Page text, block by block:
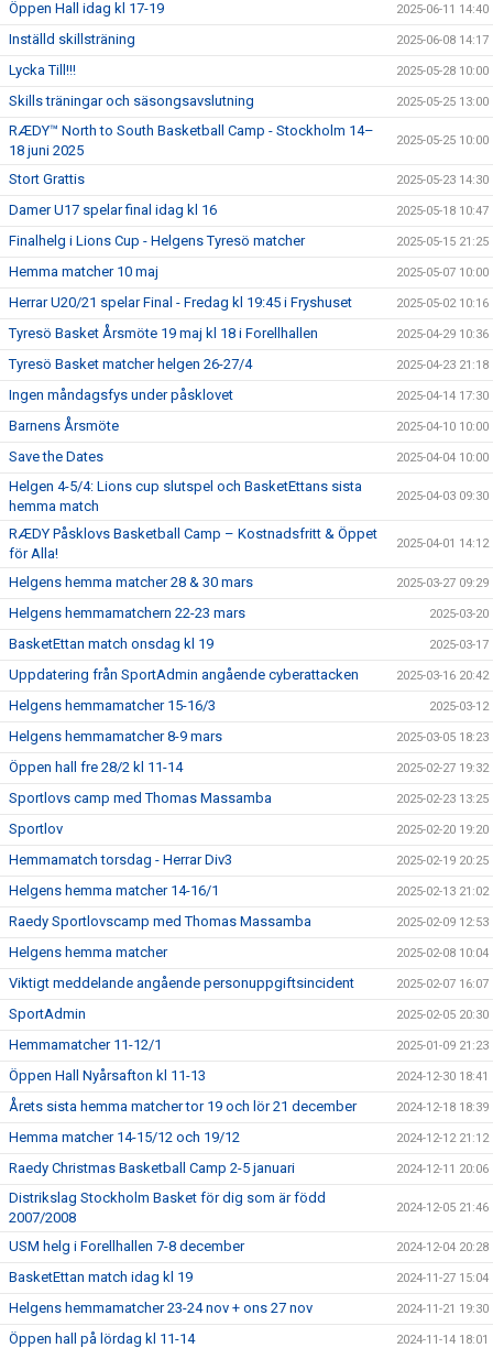
Öppen Hall idag kl 17-19 2025-06-11 14:40
Inställd skillsträning 2025-06-08 14:17
Lycka Till!!! 2025-05-28 10:00
Skills träningar och säsongsavslutning 2025-05-25 13:00
RÆDY™ North to South Basketball Camp - Stockholm 14–
18 juni 2025
2025-05-25 10:00
Stort Grattis 2025-05-23 14:30
Damer U17 spelar final idag kl 16 2025-05-18 10:47
Finalhelg i Lions Cup - Helgens Tyresö matcher 2025-05-15 21:25
Hemma matcher 10 maj 2025-05-07 10:00
Herrar U20/21 spelar Final - Fredag kl 19:45 i Fryshuset 2025-05-02 10:16
Tyresö Basket Årsmöte 19 maj kl 18 i Forellhallen 2025-04-29 10:36
Tyresö Basket matcher helgen 26-27/4 2025-04-23 21:18
Ingen måndagsfys under påsklovet 2025-04-14 17:30
Barnens Årsmöte 2025-04-10 10:00
Save the Dates 2025-04-04 10:00
Helgen 4-5/4: Lions cup slutspel och BasketEttans sista
hemma match
2025-04-03 09:30
RÆDY Påsklovs Basketball Camp – Kostnadsfritt & Öppet
för Alla!
2025-04-01 14:12
Helgens hemma matcher 28 & 30 mars 2025-03-27 09:29
Helgens hemmamatchern 22-23 mars 2025-03-20
BasketEttan match onsdag kl 19 2025-03-17
Uppdatering från SportAdmin angående cyberattacken 2025-03-16 20:42
Helgens hemmamatcher 15-16/3 2025-03-12
Helgens hemmamatcher 8-9 mars 2025-03-05 18:23
Öppen hall fre 28/2 kl 11-14 2025-02-27 19:32
Sportlovs camp med Thomas Massamba 2025-02-23 13:25
Sportlov 2025-02-20 19:20
Hemmamatch torsdag - Herrar Div3 2025-02-19 20:25
Helgens hemma matcher 14-16/1 2025-02-13 21:02
Raedy Sportlovscamp med Thomas Massamba 2025-02-09 12:53
Helgens hemma matcher 2025-02-08 10:04
Viktigt meddelande angående personuppgiftsincident 2025-02-07 16:07
SportAdmin 2025-02-05 20:30
Hemmamatcher 11-12/1 2025-01-09 21:23
Öppen Hall Nyårsafton kl 11-13 2024-12-30 18:41
Årets sista hemma matcher tor 19 och lör 21 december 2024-12-18 18:39
Hemma matcher 14-15/12 och 19/12 2024-12-12 21:12
Raedy Christmas Basketball Camp 2-5 januari 2024-12-11 20:06
Distrikslag Stockholm Basket för dig som är född
2007/2008
2024-12-05 21:46
USM helg i Forellhallen 7-8 december 2024-12-04 20:28
BasketEttan match idag kl 19 2024-11-27 15:04
Helgens hemmamatcher 23-24 nov + ons 27 nov 2024-11-21 19:30
Öppen hall på lördag kl 11-14 2024-11-14 18:01